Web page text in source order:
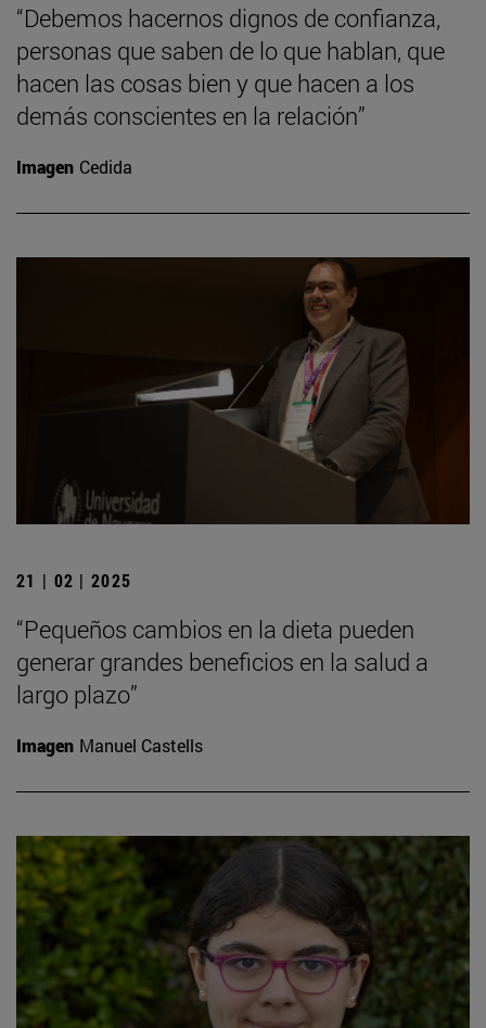
“Debemos hacernos dignos de confianza,
personas que saben de lo que hablan, que
hacen las cosas bien y que hacen a los
demás conscientes en la relación”
Imagen Cedida
21 | 02 | 2025
“Pequeños cambios en la dieta pueden
generar grandes beneficios en la salud a
largo plazo”
Imagen Manuel Castells